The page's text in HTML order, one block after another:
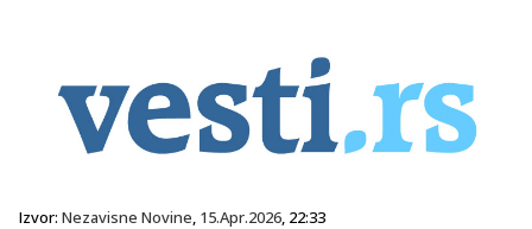
Izvor: Nezavisne Novine, 15.Apr.2026, 22:33